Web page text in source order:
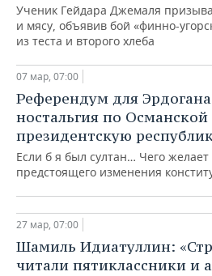
Ученик Гейдара Джемаля
и мясу, объявив бой «финно-
из теста и второго хлеба
07 мар, 07:00
Референдум для
ностальгия по
президентскую
Если б я был султан… Чего
предстоящего изменения
План Сталина по
перевыполнен: как
«проявляли
Татарстане
19 мар, 07:00
27 мар, 07:00
Шамиль Идиатуллин:
читали пятиклассники и